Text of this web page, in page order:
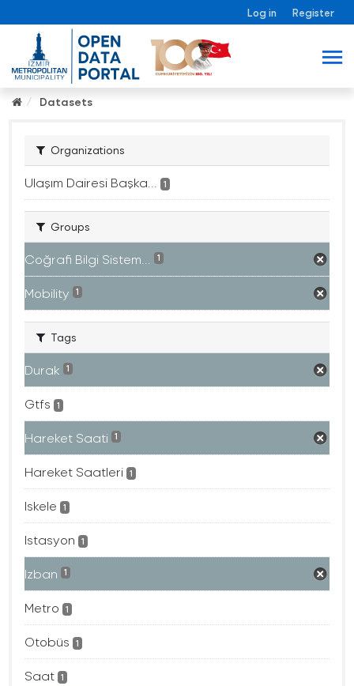
Log in Register
Datasets
Organizations
Ulaşım Dairesi Başka... 1
Groups
Coğrafi Bilgi Sistem... 1
Mobility 1
Tags
Durak 1
Gtfs 1
Hareket Saati 1
Hareket Saatleri 1
Iskele 1
Istasyon 1
Izban 1
Metro 1
Otobüs 1
Saat 1